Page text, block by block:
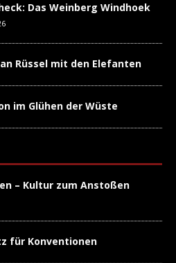
Das Weinberg Windhoek
Rüssel mit den Elefanten
im Glühen der Wüste
– Kultur zum Anstoßen
für Konventionen